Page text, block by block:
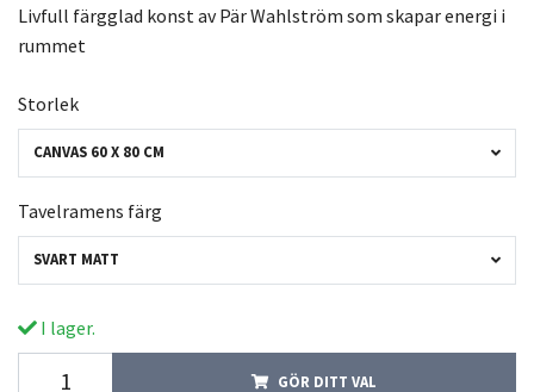
Livfull färgglad konst av Pär Wahlström som skapar energi i
rummet
Storlek
CANVAS 60 X 80 CM
Tavelramens färg
SVART MATT
I lager.
GÖR DITT VAL